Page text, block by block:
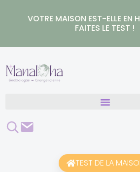
VOTRE MAISON EST-ELLE EN
FAITES LE TEST !
Rechercher
Contact
TEST DE LA